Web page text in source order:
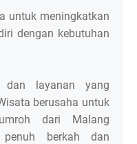
untuk meningkatkan
dengan kebutuhan
dan layanan yang
berusaha untuk
dari Malang
berkah dan